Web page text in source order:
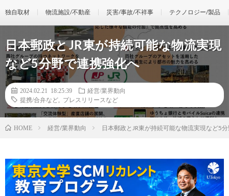
独自取材 物流施設/不動産 災害/事故/不祥事 テクノロジー/製品
日本郵政とJR東が持続可能な物流実現
など5分野で連携強化へ
2024.02.21 18:25:39
経営/業界動向
提携/合弁など
プレスリリースなど
HOME 経営/業界動向 日本郵政とJR東が持続可能な物流実現など5